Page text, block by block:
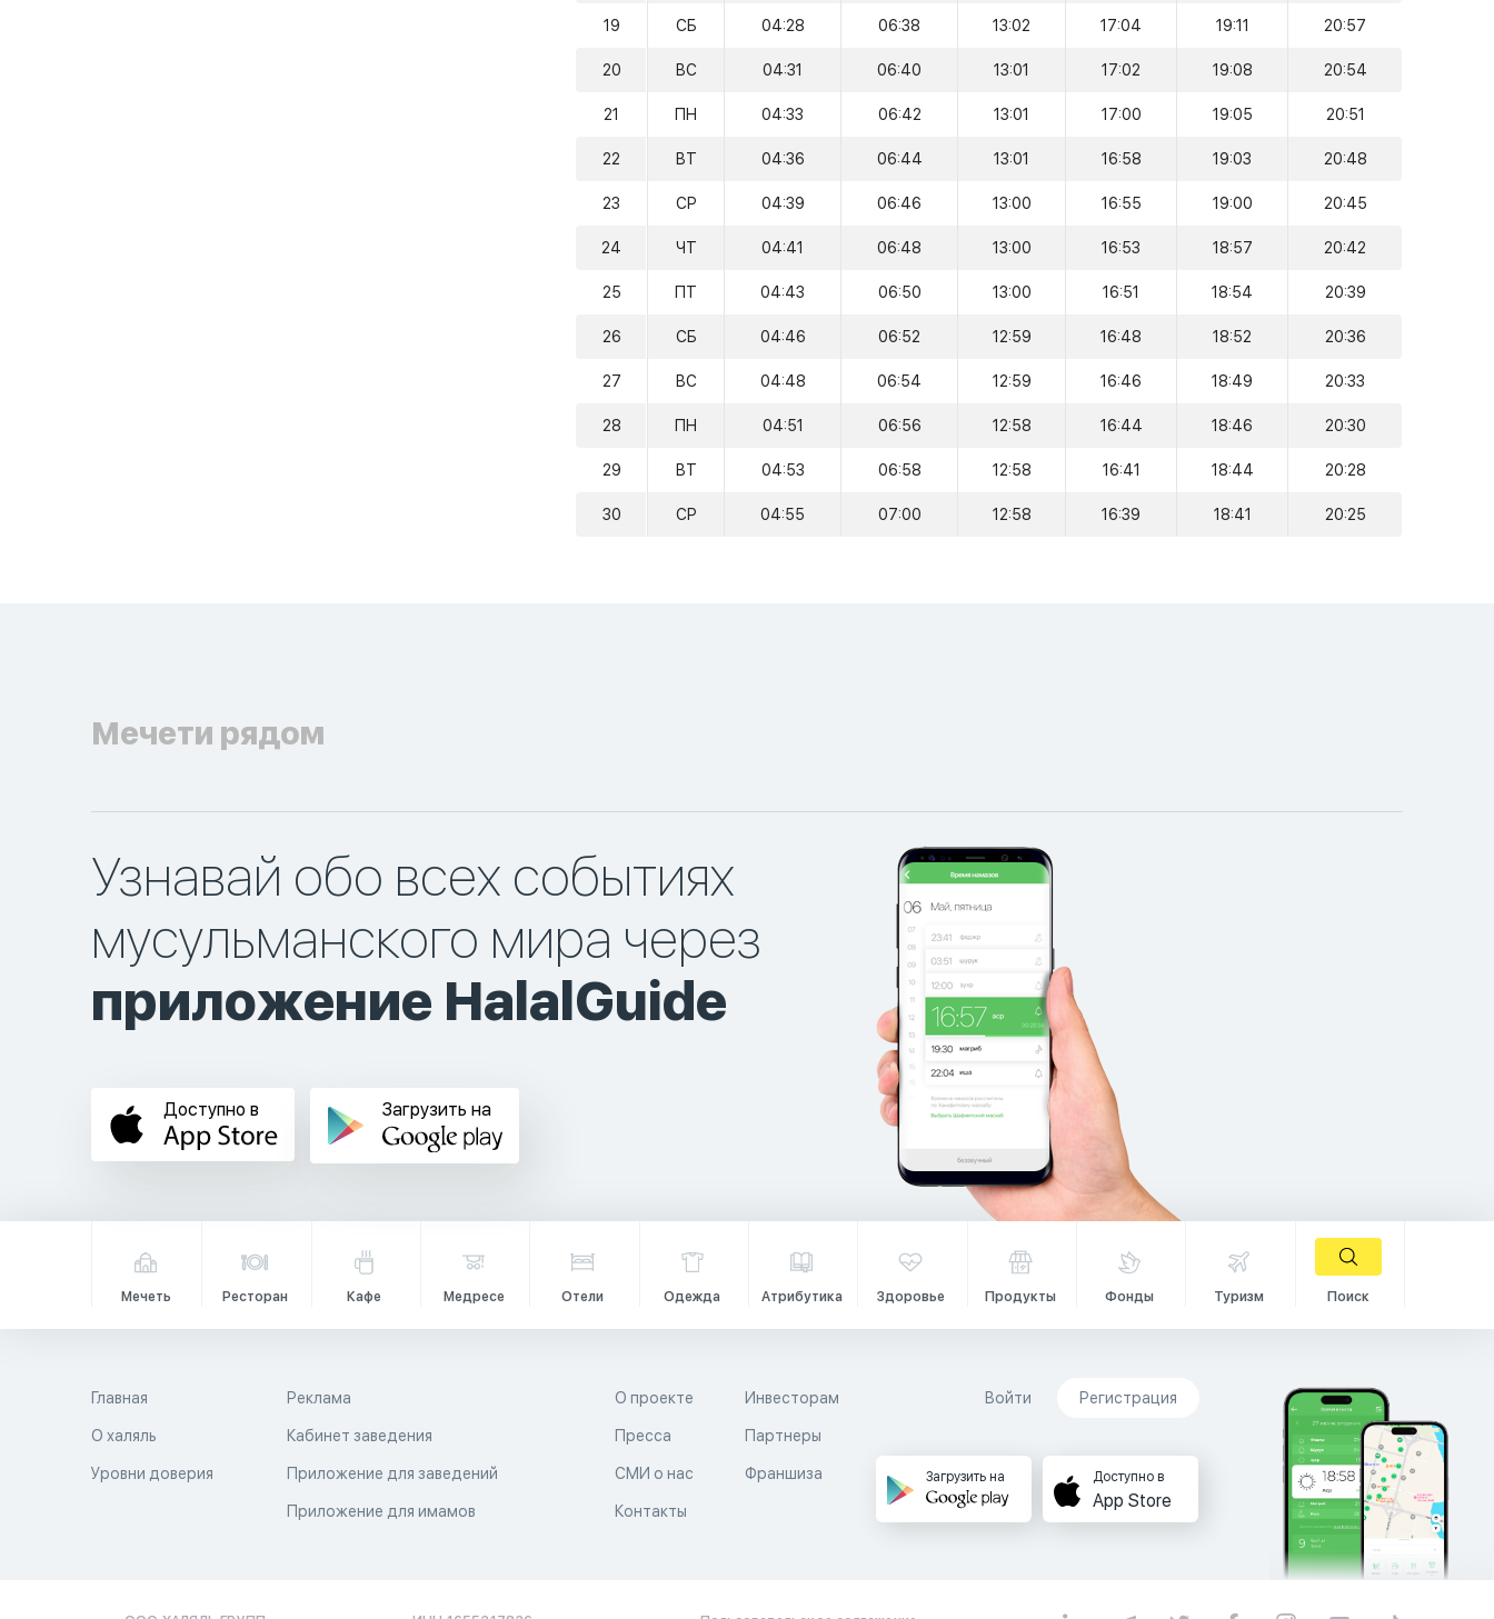
19 СБ 04:28 06:38 13:02 17:04 19:11 20:57
20 ВС 04:31 06:40 13:01 17:02 19:08 20:54
21 ПН 04:33 06:42 13:01 17:00 19:05 20:51
22 ВТ 04:36 06:44 13:01 16:58 19:03 20:48
23 СР 04:39 06:46 13:00 16:55 19:00 20:45
24 ЧТ 04:41 06:48 13:00 16:53 18:57 20:42
25 ПТ 04:43 06:50 13:00 16:51 18:54 20:39
26 СБ 04:46 06:52 12:59 16:48 18:52 20:36
27 ВС 04:48 06:54 12:59 16:46 18:49 20:33
28 ПН 04:51 06:56 12:58 16:44 18:46 20:30
29 ВТ 04:53 06:58 12:58 16:41 18:44 20:28
30 СР 04:55 07:00 12:58 16:39 18:41 20:25
Мечети рядом
Узнавай обо всех событиях
мусульманского мира через
приложение HalalGuide
Доступно в Загрузить на
Мечеть Ресторан Кафе Медресе Отели Одежда Атрибутика Здоровье Продукты Фонды Туризм Поиск
Главная
О халяль
Уровни доверия
Реклама
Кабинет заведения
Приложение для заведений
Приложение для имамов
О проекте
Пресса
СМИ о нас
Контакты
Инвесторам
Партнеры
Франшиза
Войти Регистрация
Загрузить на Доступно в
App Store